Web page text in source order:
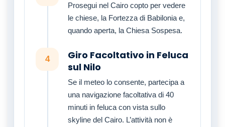
Prosegui nel Cairo copto per vedere
le chiese, la Fortezza di Babilonia e,
quando aperta, la Chiesa Sospesa.
4
Giro Facoltativo in Feluca
sul Nilo
Se il meteo lo consente, partecipa a
una navigazione facoltativa di 40
minuti in feluca con vista sullo
skyline del Cairo. L’attività non è